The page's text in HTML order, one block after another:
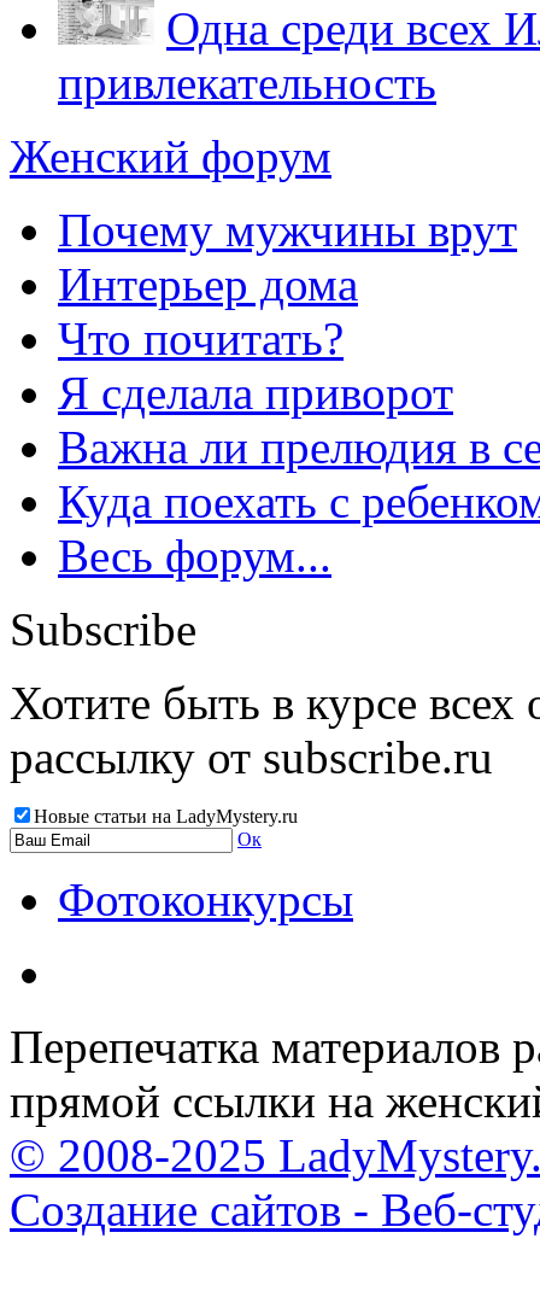
Одна среди всех
привлекательность
Женский форум
Почему мужчины врут
Интерьер дома
Что почитать?
Я сделала приворот
Важна ли прелюдия в
Куда поехать с
Весь форум...
Subscribe
Хотите быть в курсе
рассылку от subscribe.ru
Новые статьи на LadyMystery.ru
Ок
Фотоконкурсы
Перепечатка материалов
прямой ссылки на
© 2008-2025
Создание сайтов - Веб-